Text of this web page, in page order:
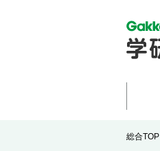
総合TOP